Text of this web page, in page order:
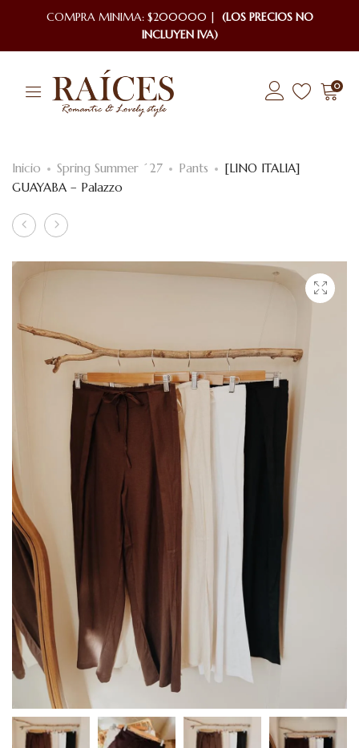
COMPRA MINIMA: $200000 | (LOS PRECIOS NO
INCLUYEN IVA)
0
Inicio Spring Summer ´27 Pants
[LINO ITALIA]
GUAYABA – Palazzo
Product
navigation
[LINO
GRANADA
Blusa
[LINO
CORINTO